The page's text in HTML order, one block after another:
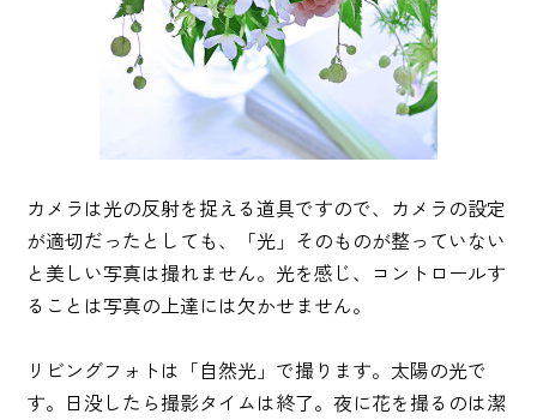
カメラは光の反射を捉える道具ですので、カメラの設定
が適切だったとしても、「光」そのものが整っていない
と美しい写真は撮れません。光を感じ、コントロールす
ることは写真の上達には欠かせません。
リビングフォトは「自然光」で撮ります。太陽の光で
す。日没したら撮影タイムは終了。夜に花を撮るのは潔